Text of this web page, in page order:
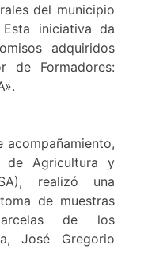
del municipio
iniciativa da
adquiridos
de Formadores:
acompañamiento,
Agricultura y
realizó una
de muestras
de los
José Gregorio